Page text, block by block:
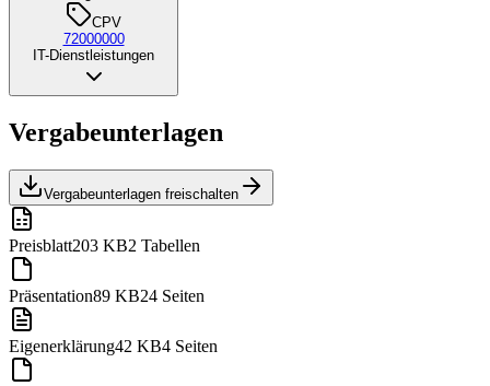
CPV
72000000
IT-Dienstleistungen
Vergabeunterlagen
Vergabeunterlagen freischalten
Preisblatt203 KB2 Tabellen
Präsentation89 KB24 Seiten
Eigenerklärung42 KB4 Seiten